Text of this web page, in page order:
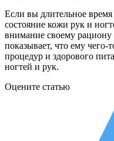
Если вы длительное время
состояние кожи рук и
внимание своему
показывает, что ему чего-
процедур и здорового
ногтей и рук.
Оцените статью